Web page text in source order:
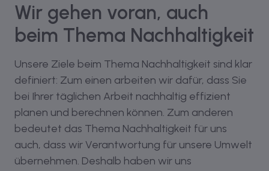
Wir gehen voran, auch
beim Thema Nachhaltigkeit
Unsere Ziele beim Thema Nachhaltigkeit sind klar
definiert: Zum einen arbeiten wir dafür, dass Sie
bei Ihrer täglichen Arbeit nachhaltig effizient
planen und berechnen können. Zum anderen
bedeutet das Thema Nachhaltigkeit für uns
auch, dass wir Verantwortung für unsere Umwelt
übernehmen. Deshalb haben wir uns